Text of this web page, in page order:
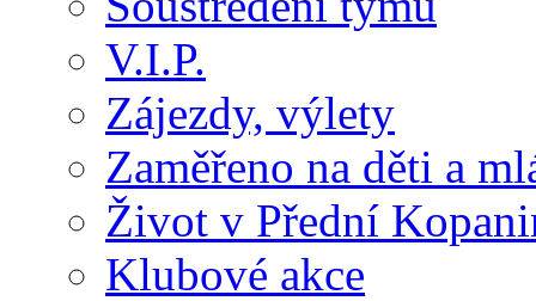
V.I.P.
Zájezdy, výlety
Zaměřeno na děti a
Život v Přední
Klubové akce